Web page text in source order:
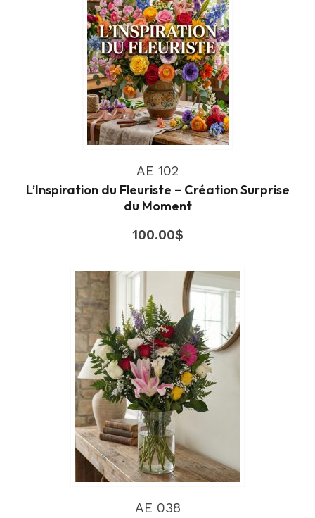
AE 102
L’Inspiration du Fleuriste – Création Surprise
du Moment
100.00$
AE 038